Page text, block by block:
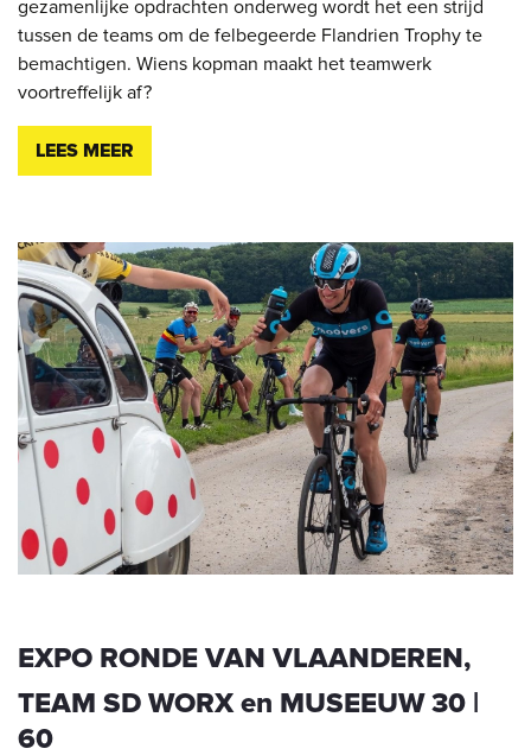
gezamenlijke opdrachten onderweg wordt het een strijd
tussen de teams om de felbegeerde Flandrien Trophy te
bemachtigen. Wiens kopman maakt het teamwerk
voortreffelijk af?
LEES MEER
EXPO RONDE VAN VLAANDEREN,
TEAM SD WORX en MUSEEUW 30 |
60